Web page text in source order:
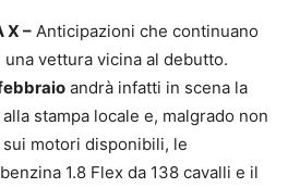
X – Anticipazioni che continuano
una vettura vicina al debutto.
andrà infatti in scena la
alla stampa locale e, malgrado non
motori disponibili, le
1.8 Flex da 138 cavalli e il